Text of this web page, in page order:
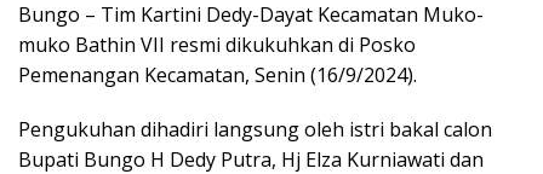
Bungo – Tim Kartini Dedy-Dayat Kecamatan Muko-
muko Bathin VII resmi dikukuhkan di Posko
Pemenangan Kecamatan, Senin (16/9/2024).
Pengukuhan dihadiri langsung oleh istri bakal calon
Bupati Bungo H Dedy Putra, Hj Elza Kurniawati dan